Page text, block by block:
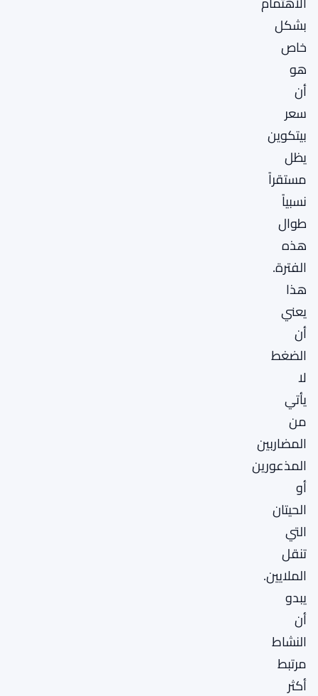
بشكل
خاص
هو
أن
سعر
بيتكوين
يظل
مستقراً
نسبياً
طوال
هذه
الفترة.
هذا
يعني
أن
الضغط
لا
يأتي
من
المضاربين
المذعورين
أو
الحيتان
التي
تنقل
الملايين.
يبدو
أن
النشاط
مرتبط
أكثر